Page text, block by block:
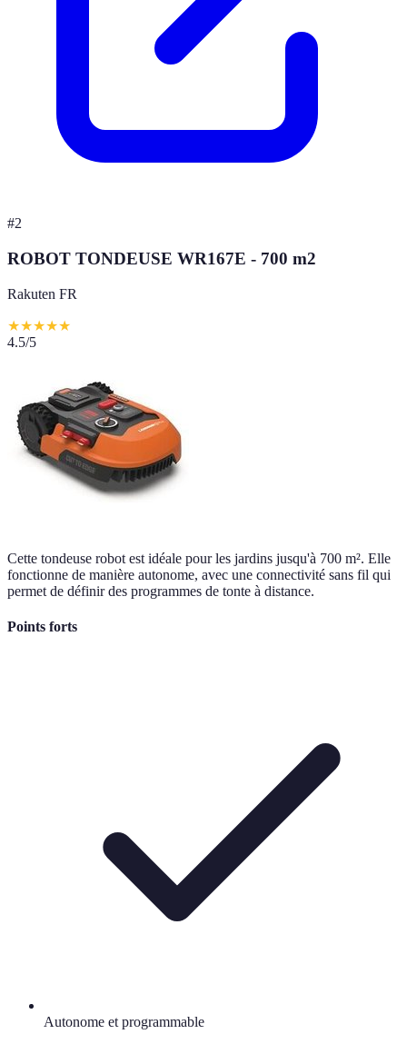
#2
ROBOT TONDEUSE WR167E - 700 m2
Rakuten FR
★★★★★
4.5/5
Cette tondeuse robot est idéale pour les jardins jusqu'à 700 m². Elle
fonctionne de manière autonome, avec une connectivité sans fil qui
permet de définir des programmes de tonte à distance.
Points forts
Autonome et programmable